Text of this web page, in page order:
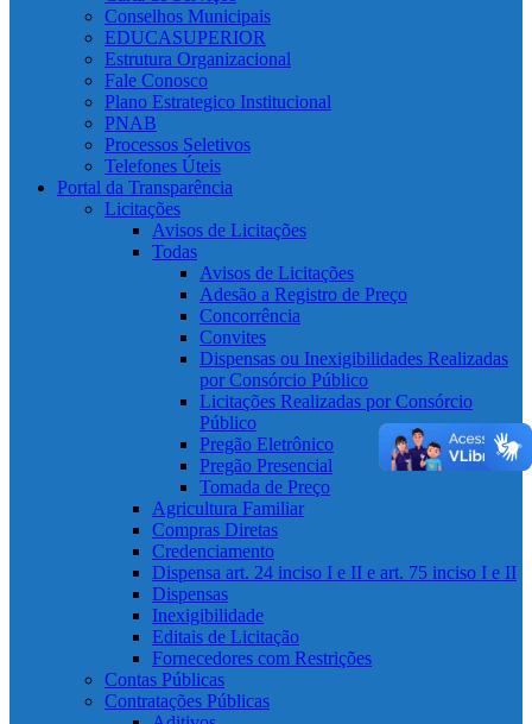
Conselhos Municipais
EDUCASUPERIOR
Estrutura Organizacional
Fale Conosco
Plano Estrategico Institucional
PNAB
Processos Seletivos
Telefones Úteis
Portal da Transparência
Licitações
Avisos de Licitações
Todas
Avisos de Licitações
Adesão a Registro de Preço
Concorrência
Convites
Dispensas ou Inexigibilidades Realizadas
por Consórcio Público
Licitações Realizadas por Consórcio
Público
Pregão Eletrônico
Pregão Presencial
Tomada de Preço
Agricultura Familiar
Compras Diretas
Credenciamento
Dispensa art. 24 inciso I e II e art. 75 inciso I e II
Dispensas
Inexigibilidade
Editais de Licitação
Fornecedores com Restrições
Contas Públicas
Contratações Públicas